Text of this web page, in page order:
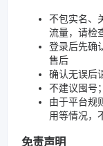
不包实名、
流量，请检
登录后先确
售后
确认无误后
不建议囤号
由于平台规
用等情况，
免责声明